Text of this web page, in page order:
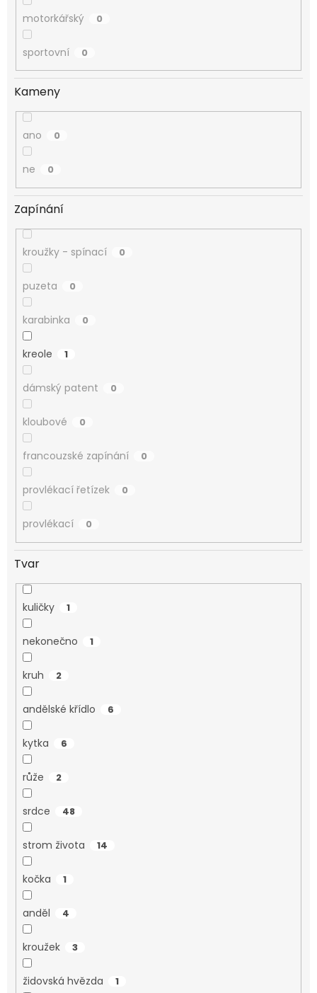
motorkářský 0
sportovní 0
Kameny
ano 0
ne 0
Zapínání
kroužky - spínací 0
puzeta 0
karabinka 0
kreole 1
dámský patent 0
kloubové 0
francouzské zapínání 0
provlékací řetízek 0
provlékací 0
Tvar
kuličky 1
nekonečno 1
kruh 2
andělské křídlo 6
kytka 6
růže 2
srdce 48
strom života 14
kočka 1
anděl 4
kroužek 3
židovská hvězda 1